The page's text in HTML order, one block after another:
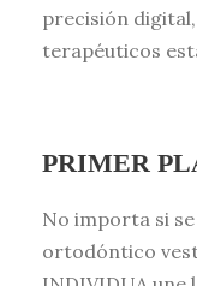
precisión
terapéuticos
PRIMER
No importa si
ortodóntico